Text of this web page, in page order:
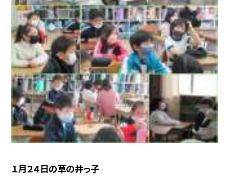
１月２４日の草の井っ子